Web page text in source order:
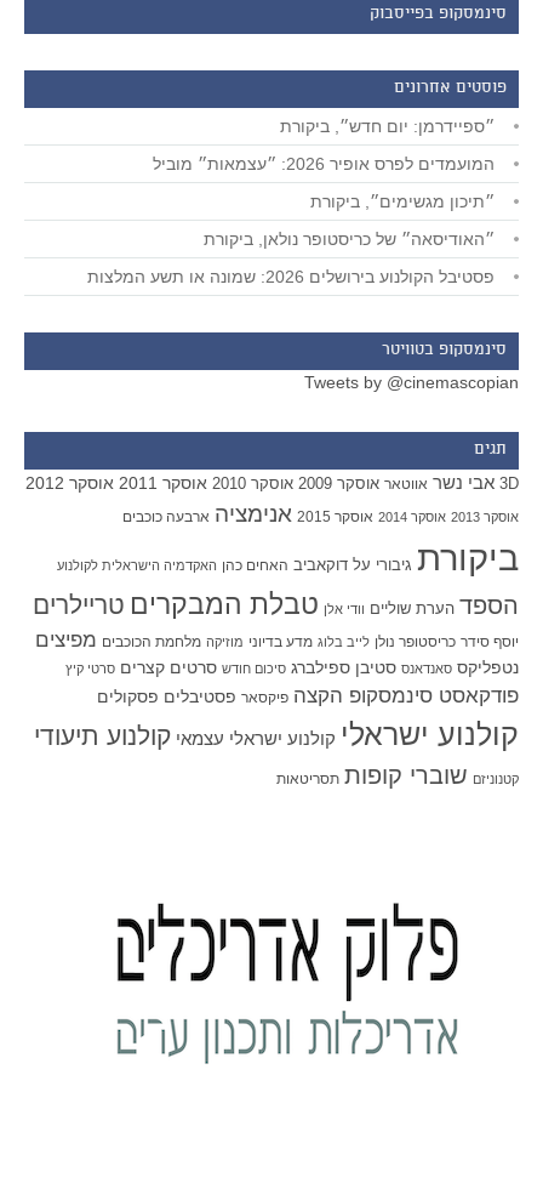
סינמסקופ בפייסבוק
פוסטים אחרונים
״ספיידרמן: יום חדש״, ביקורת
המועמדים לפרס אופיר 2026: ״עצמאות״ מוביל
״תיכון מגשימים״, ביקורת
״האודיסאה״ של כריסטופר נולאן, ביקורת
פסטיבל הקולנוע בירושלים 2026: שמונה או תשע המלצות
סינמסקופ בטוויטר
Tweets by @cinemascopian
תגים
3D אבי נשר אווטאר אוסקר 2009 אוסקר 2010 אוסקר 2011 אוסקר 2012
אוסקר 2013 אוסקר 2014 אוסקר 2015 אנימציה ארבעה כוכבים
ביקורת גיבורי על דוקאביב האחים כהן האקדמיה הישראלית לקולנוע
הספד הערת שוליים וודי אלן טבלת המבקרים טריילרים
יוסף סידר כריסטופר נולן לייב בלוג מדע בדיוני מוזיקה מלחמת הכוכבים מפיצים
נטפליקס סאנדאנס סטיבן ספילברג סיכום חודש סרטים קצרים סרטי קיץ
פודקאסט סינמסקופ הקצה פיקסאר פסטיבלים פסקולים
קולנוע ישראלי קולנוע ישראלי עצמאי קולנוע תיעודי
קטנוניזם שוברי קופות תסריטאות